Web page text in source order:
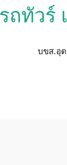
ถทัวร์
บขส.อุด